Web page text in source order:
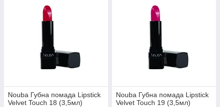
Nouba Губна помада Lipstick
Velvet Touch 18 (3,5мл)
Nouba Губна помада Lipstick
Velvet Touch 19 (3,5мл)